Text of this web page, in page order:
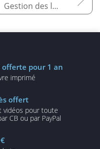
Gestion des logiciels
offerte pour 1 an
imprimé
offert
vidéos pour toute
CB ou par PayPal